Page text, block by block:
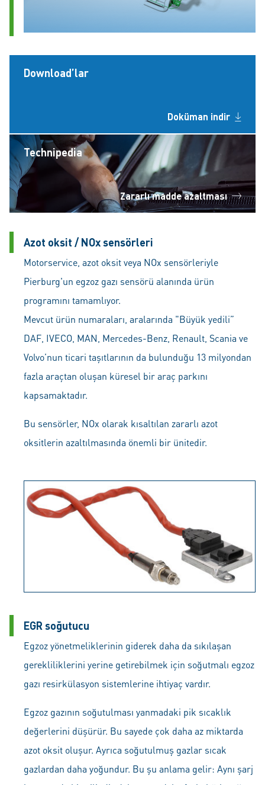
Download’lar
Doküman indir
Technipedia
Zararlı madde azaltması
Azot oksit / NOx sensörleri
Motorservice, azot oksit veya NOx sensörleriyle
Pierburg'un egzoz gazı sensörü alanında ürün
programını tamamlıyor.
Mevcut ürün numaraları, aralarında "Büyük yedili”
DAF, IVECO, MAN, Mercedes-Benz, Renault, Scania ve
Volvo’nun ticari taşıtlarının da bulunduğu 13 milyondan
fazla araçtan oluşan küresel bir araç parkını
kapsamaktadır.
Bu sensörler, NOx olarak kısaltılan zararlı azot
oksitlerin azaltılmasında önemli bir ünitedir.
EGR soğutucu
Egzoz yönetmeliklerinin giderek daha da sıkılaşan
gerekliliklerini yerine getirebilmek için soğutmalı egzoz
gazı resirkülasyon sistemlerine ihtiyaç vardır.
Egzoz gazının soğutulması yanmadaki pik sıcaklık
değerlerini düşürür. Bu sayede çok daha az miktarda
azot oksit oluşur. Ayrıca soğutulmuş gazlar sıcak
gazlardan daha yoğundur. Bu şu anlama gelir: Aynı şarj